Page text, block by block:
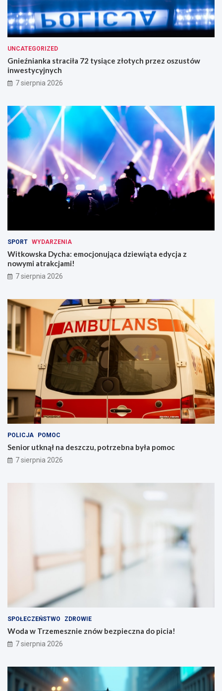
UNCATEGORIZED
Gnieźnianka straciła 72 tysiące złotych przez oszustów
inwestycyjnych
7 sierpnia 2026
SPORT WYDARZENIA
Witkowska Dycha: emocjonująca dziewiąta edycja z
nowymi atrakcjami!
7 sierpnia 2026
POLICJA POMOC
Senior utknął na deszczu, potrzebna była pomoc
7 sierpnia 2026
SPOŁECZEŃSTWO ZDROWIE
Woda w Trzemesznie znów bezpieczna do picia!
7 sierpnia 2026